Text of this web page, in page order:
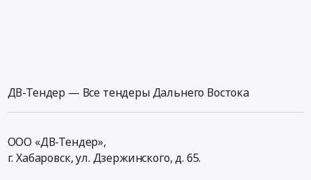
ДВ-Тендер — Все тендеры Дальнего Востока
ООО «ДВ-Тендер»,
г. Хабаровск,ул. Дзержинского, д. 65.